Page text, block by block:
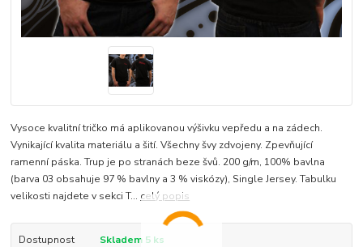
Vysoce kvalitní tričko má aplikovanou výšivku vepředu a na zádech.
Vynikající kvalita materiálu a šití. Všechny švy zdvojeny. Zpevňující
ramenní páska. Trup je po stranách beze švů. 200 g/m, 100% bavlna
(barva 03 obsahuje 97 % bavlny a 3 % viskózy), Single Jersey. Tabulku
velikosti najdete v sekci T... celý popis
Dostupnost
Skladem 5 ks